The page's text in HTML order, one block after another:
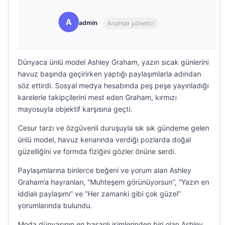
A admin Anahtar yönetici
Dünyaca ünlü model Ashley Graham, yazın sıcak günlerini
havuz başında geçirirken yaptığı paylaşımlarla adından
söz ettirdi. Sosyal medya hesabında peş peşe yayınladığı
karelerle takipçilerini mest eden Graham, kırmızı
mayosuyla objektif karşısına geçti.
Cesur tarzı ve özgüvenli duruşuyla sık sık gündeme gelen
ünlü model, havuz kenarında verdiği pozlarda doğal
güzelliğini ve formda fiziğini gözler önüne serdi.
Paylaşımlarına binlerce beğeni ve yorum alan Ashley
Graham’a hayranları, “Muhteşem görünüyorsun”, “Yazın en
iddialı paylaşımı” ve “Her zamanki gibi çok güzel”
yorumlarında bulundu.